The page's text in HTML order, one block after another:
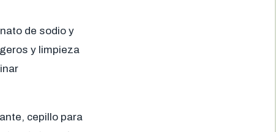
de sodio y
y limpieza
cepillo para